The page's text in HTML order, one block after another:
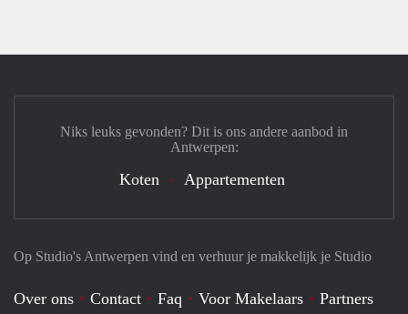
Op Studio's Antwerpen vind en verhuur je makkelijk je Studio
Over ons Contact Faq Voor Makelaars Partners
Niks leuks gevonden? Dit is ons andere aanbod in
Antwerpen:
Koten Appartementen